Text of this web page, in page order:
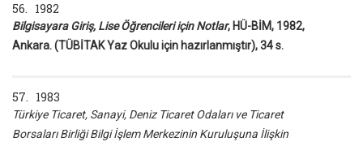
56. 1982
Bilgisayara Giriş, Lise Öğrencileri için Notlar, HÜ-BİM, 1982,
Ankara. (TÜBİTAK Yaz Okulu için hazırlanmıştır), 34 s.
57. 1983
Türkiye Ticaret, Sanayi, Deniz Ticaret Odaları ve Ticaret
Borsaları Birliği Bilgi İşlem Merkezinin Kuruluşuna İlişkin